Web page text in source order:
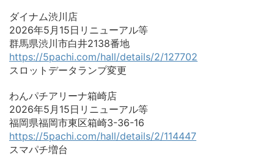
ダイナム渋川店
2026年5月15日リニューアル等
群馬県渋川市白井2138番地
https://5pachi.com/hall/details/2/127702
スロットデータランプ変更
わんパチアリーナ箱崎店
2026年5月15日リニューアル等
福岡県福岡市東区箱崎3-36-16
https://5pachi.com/hall/details/2/114447
スマパチ増台